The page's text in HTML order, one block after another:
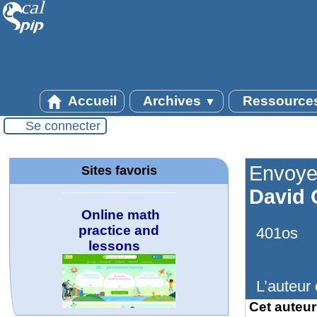
Accueil Archives ▼
Se connecter
David
401os
Cet
Sites favoris
Online math
practice and
lessons